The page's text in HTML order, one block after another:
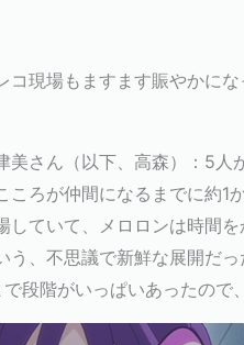
現場もますます賑やかに
さん（以下、高森）：5
ろが仲間になるまでに約
ていて、メロロンは時間
、不思議で新鮮な展開だ
段階がいっぱいあったので